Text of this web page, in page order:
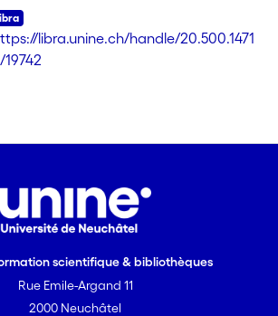
libra.unine.ch/handle/20.500.1471
19742
scientifique & bibliothèques
Rue Emile-Argand 11
2000 Neuchâtel